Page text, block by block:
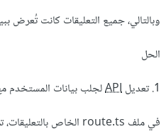
وبالتالي، جميع التعليقات كانت تُعرض
الحل
1. تعديل
APIلجلب بيانات المستخدم
في ملف route.ts الخاص بالتعليقات، تم تعديل الاستعلام ليشمل بيانات المستخدم باستخدام populate: